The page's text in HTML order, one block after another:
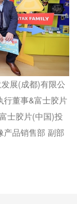
展(成都)有限公
行董事&富士胶片
士胶片(中国)投
产品销售部 副部